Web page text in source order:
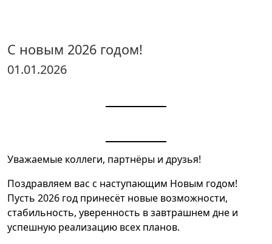
С новым 2026 годом!
01.01.2026
Уважаемые коллеги, партнёры и друзья!
Поздравляем вас с наступающим Новым годом!
Пусть 2026 год принесёт новые возможности,
стабильность, уверенность в завтрашнем дне и
успешную реализацию всех планов.